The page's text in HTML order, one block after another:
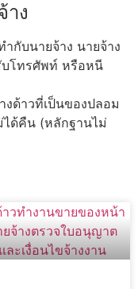
าง
กับนายจ้าง นายจ้าง
บโทรศัพท์ หรือหนี
งด้าวที่เป็นของปลอม
ได้คืน (หลักฐานไม่